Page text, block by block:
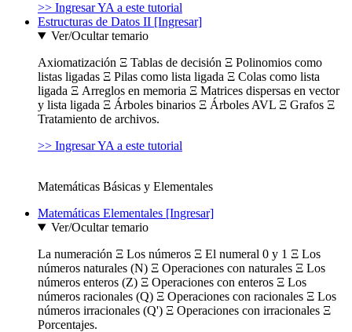
>> Ingresar YA a este tutorial
Estructuras de Datos II [Ingresar]
Ver/Ocultar temario
Axiomatización Ξ Tablas de decisión Ξ Polinomios como
listas ligadas Ξ Pilas como lista ligada Ξ Colas como lista
ligada Ξ Arreglos en memoria Ξ Matrices dispersas en vector
y lista ligada Ξ Árboles binarios Ξ Árboles AVL Ξ Grafos Ξ
Tratamiento de archivos.
>> Ingresar YA a este tutorial
Matemáticas Básicas y Elementales
Matemáticas Elementales [Ingresar]
Ver/Ocultar temario
La numeración Ξ Los números Ξ El numeral 0 y 1 Ξ Los
números naturales (N) Ξ Operaciones con naturales Ξ Los
números enteros (Z) Ξ Operaciones con enteros Ξ Los
números racionales (Q) Ξ Operaciones con racionales Ξ Los
números irracionales (Q') Ξ Operaciones con irracionales Ξ
Porcentajes.